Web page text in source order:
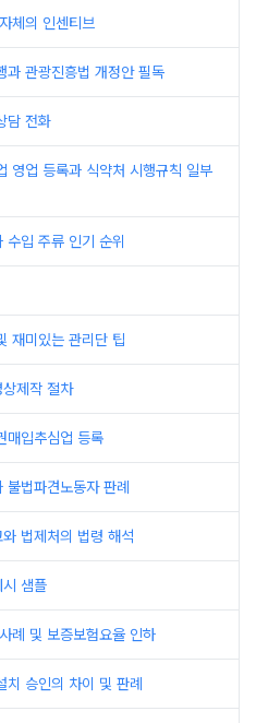
체의 인센티브
과 관광진흥법 개정안 필독
담 전화
영업 등록과 식약처 시행규칙 일부
수입 주류 인기 순위
재미있는 관리단 팁
제작 절차
매입추심업 등록
법파견노동자 판례
법제처의 법령 해석
시 샘플
례 및 보증보험요율 인하
치 승인의 차이 및 판례